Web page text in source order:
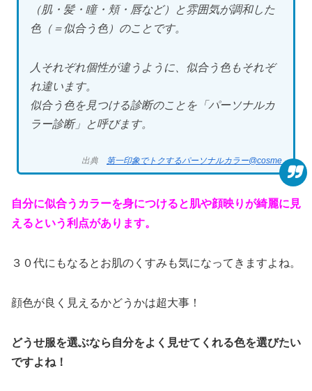
（肌・髪・瞳・頬・唇など）と雰囲気が調和した
色（＝似合う色）のことです。
人それぞれ個性が違うように、似合う色もそれぞ
れ違います。
似合う色を見つける診断のことを「パーソナルカ
ラー診断」と呼びます。
出典 第一印象でトクするパーソナルカラー@cosme
自分に似合うカラーを身につけると肌や顔映りが綺麗に見
えるという利点があります。
３０代にもなるとお肌のくすみも気になってきますよね。
顔色が良く見えるかどうかは超大事！
どうせ服を選ぶなら自分をよく見せてくれる色を選びたい
ですよね！